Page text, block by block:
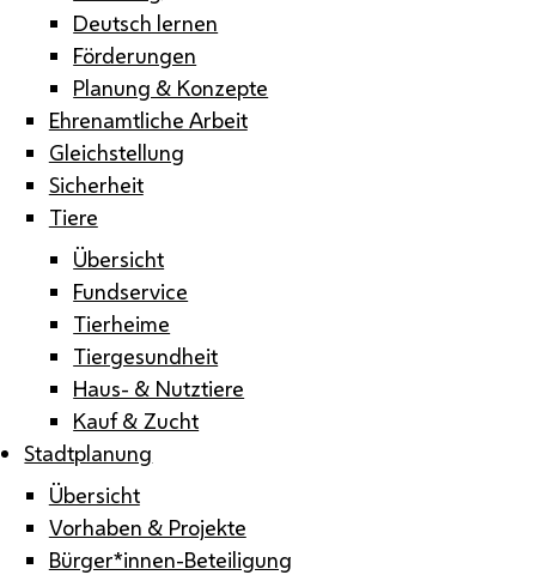
Deutsch lernen
Förderungen
Planung & Konzepte
Ehrenamtliche Arbeit
Gleichstellung
Sicherheit
Tiere
Übersicht
Fundservice
Tierheime
Tiergesundheit
Haus- & Nutztiere
Kauf & Zucht
Stadtplanung
Übersicht
Vorhaben & Projekte
Bürger*innen-Beteiligung